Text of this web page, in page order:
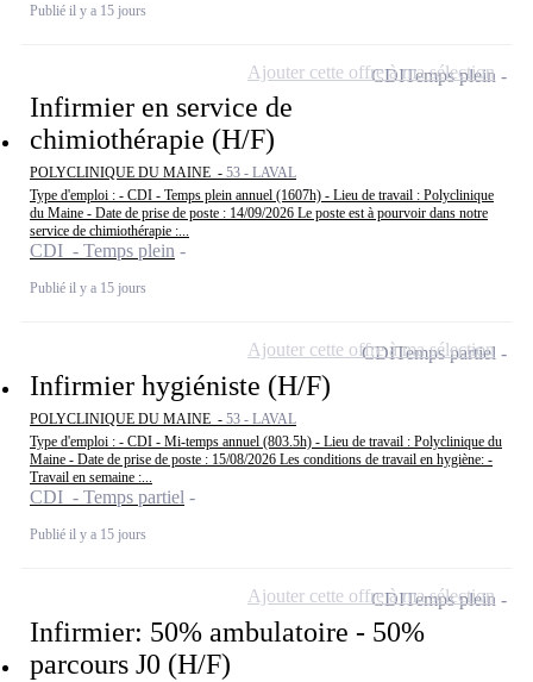
Publié il y a 15 jours
Infirmier en service de
chimiothérapie (H/F)
POLYCLINIQUE DU MAINE - 53 - LAVAL
Type d'emploi : - CDI - Temps plein annuel (1607h) - Lieu de travail : Polyclinique
du Maine - Date de prise de poste : 14/09/2026 Le poste est à pourvoir dans notre
service de chimiothérapie :...
CDI - Temps plein
Publié il y a 15 jours
CDITemps plein
Ajouter cette offre à ma sélection
Infirmier hygiéniste (H/F)
POLYCLINIQUE DU MAINE - 53 - LAVAL
Type d'emploi : - CDI - Mi-temps annuel (803.5h) - Lieu de travail : Polyclinique du
Maine - Date de prise de poste : 15/08/2026 Les conditions de travail en hygiène: -
Travail en semaine :...
CDI - Temps partiel
Publié il y a 15 jours
CDITemps partiel
Ajouter cette offre à ma sélection
Infirmier: 50% ambulatoire - 50%
parcours J0 (H/F)
CDITemps plein
Ajouter cette offre à ma sélection